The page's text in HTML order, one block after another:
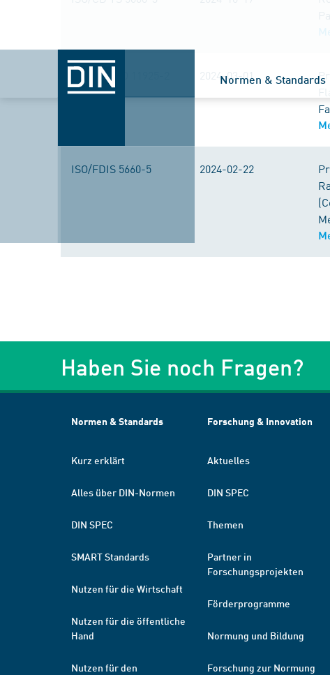
Normen & Standards
DIN EN ISO 11925-2 2024-03-01
ISO/FDIS 5660-5 2024-02-22
Haben Sie noch Fragen?
Normen & Standards
Kurz erklärt
Alles über DIN-Normen
DIN SPEC
SMART Standards
Nutzen für die Wirtschaft
Nutzen für die öffentliche
Hand
Nutzen für den
Forschung & Innovation
Aktuelles
DIN SPEC
Themen
Partner in
Forschungsprojekten
Förderprogramme
Normung und Bildung
Forschung zur Normung